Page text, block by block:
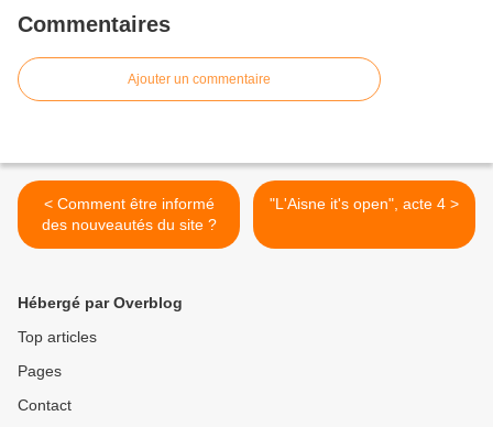
Commentaires
Ajouter un commentaire
< Comment être informé
des nouveautés du site ?
"L'Aisne it's open", acte 4 >
Hébergé par Overblog
Top articles
Pages
Contact